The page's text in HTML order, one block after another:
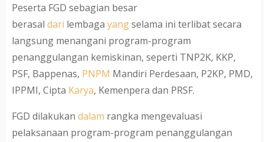
Peserta FGD sebagian besar
berasal dari lembaga yangselama ini terlibat secara
langsung menangani program-program
penanggulangan kemiskinan, seperti TNP2K, KKP,
PSF, Bappenas, PNPM Mandiri Perdesaan, P2KP, PMD,
IPPMI, Cipta Karya, Kemenpera dan PRSF.
FGD dilakukan dalam rangka mengevaluasi
pelaksanaan program-program penanggulangan